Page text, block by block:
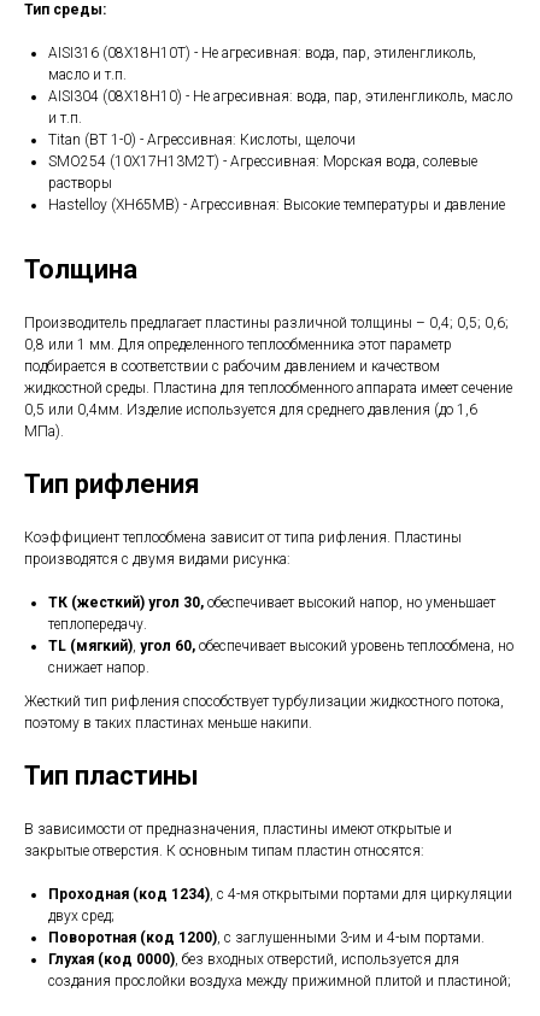
Тип среды:
AISI316 (08Х18Н10Т) - Не агресивная: вода, пар, этиленгликоль,
масло и т.п.
AISI304 (08Х18Н10) - Не агресивная: вода, пар, этиленгликоль, масло
и т.п.
Titan (ВТ 1-0) - Агрессивная: Кислоты, щелочи
SMO254 (10Х17Н13М2Т) - Агрессивная: Морская вода, солевые
растворы
Hastelloy (ХН65МВ) - Агрессивная: Высокие температуры и давление
Толщина
Производитель предлагает пластины различной толщины – 0,4; 0,5; 0,6;
0,8 или 1 мм. Для определенного теплообменника этот параметр
подбирается в соответствии с рабочим давлением и качеством
жидкостной среды. Пластина для теплообменного аппарата имеет сечение
0,5 или 0,4мм. Изделие используется для среднего давления (до 1,6
МПа).
Тип рифления
Коэффициент теплообмена зависит от типа рифления. Пластины
производятся с двумя видами рисунка:
ТК (жесткий) угол 30, обеспечивает высокий напор, но уменьшает
теплопередачу.
TL (мягкий), угол 60, обеспечивает высокий уровень теплообмена, но
снижает напор.
Жесткий тип рифления способствует турбулизации жидкостного потока,
поэтому в таких пластинах меньше накипи.
Тип пластины
В зависимости от предназначения, пластины имеют открытые и
закрытые отверстия. К основным типам пластин относятся:
Проходная (код 1234), с 4-мя открытыми портами для циркуляции
двух сред;
Поворотная (код 1200), с заглушенными 3-им и 4-ым портами.
Глухая (код 0000), без входных отверстий, используется для
создания прослойки воздуха между прижимной плитой и пластиной;